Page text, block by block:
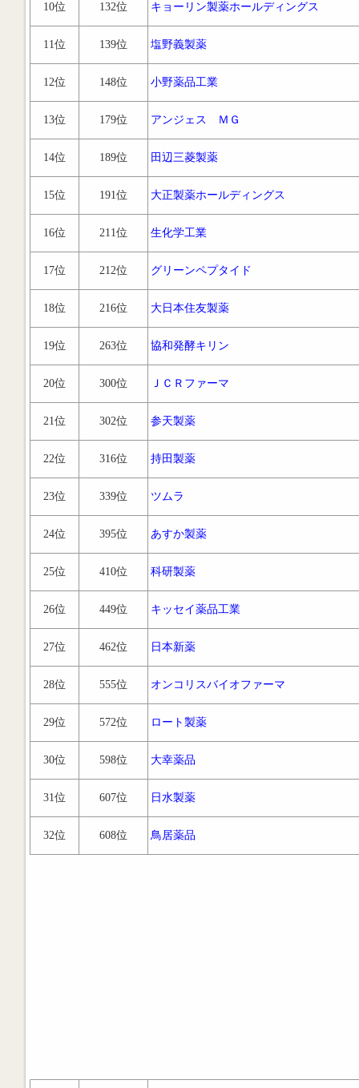
10位 132位 キョーリン製薬ホールディングス
11位 139位 塩野義製薬
12位 148位 小野薬品工業
13位 179位 アンジェス ＭＧ
14位 189位 田辺三菱製薬
15位 191位 大正製薬ホールディングス
16位 211位 生化学工業
17位 212位 グリーンペプタイド
18位 216位 大日本住友製薬
19位 263位 協和発酵キリン
20位 300位 ＪＣＲファーマ
21位 302位 参天製薬
22位 316位 持田製薬
23位 339位 ツムラ
24位 395位 あすか製薬
25位 410位 科研製薬
26位 449位 キッセイ薬品工業
27位 462位 日本新薬
28位 555位 オンコリスバイオファーマ
29位 572位 ロート製薬
30位 598位 大幸薬品
31位 607位 日水製薬
32位 608位 鳥居薬品